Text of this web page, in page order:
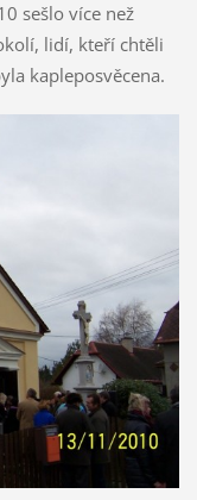
sešlo více než
lidí, kteří chtěli
kapleposvěcena.